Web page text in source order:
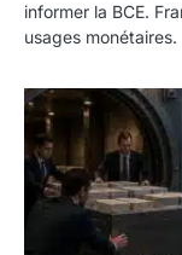
informer la BCE.
usages monétaires.
Jane Street